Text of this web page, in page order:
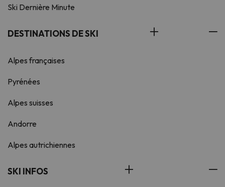
Ski Dernière Minute
DESTINATIONS DE SKI
Alpes françaises
Pyrénées
Alpes suisses
Andorre
Alpes autrichiennes
SKI INFOS